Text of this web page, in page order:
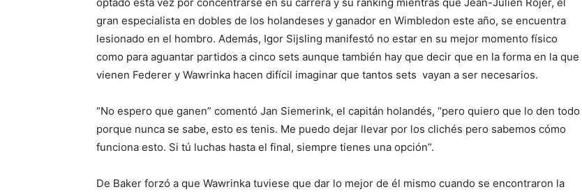
gran especialista en dobles de los holandeses y ganador en Wimbledon este año, se encuentra
lesionado en el hombro. Además, Igor Sijsling manifestó no estar en su mejor momento físico
como para aguantar partidos a cinco sets aunque también hay que decir que en la forma en la que
vienen Federer y Wawrinka hacen difícil imaginar que tantos sets vayan a ser necesarios.
“No espero que ganen” comentó Jan Siemerink, el capitán holandés, “pero quiero que lo den todo
porque nunca se sabe, esto es tenis. Me puedo dejar llevar por los clichés pero sabemos cómo
funciona esto. Si tú luchas hasta el final, siempre tienes una opción”.
De Baker forzó a que Wawrinka tuviese que dar lo mejor de él mismo cuando se encontraron la